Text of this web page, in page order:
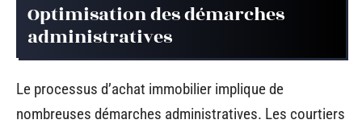
Optimisation des démarches
administratives
Le processus d’achat immobilier implique de
nombreuses démarches administratives. Les courtiers